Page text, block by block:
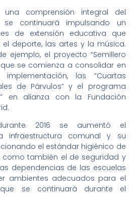
comprensión integral del
se continuará impulsando un
de extensión educativa que
el deporte, las artes y la música.
ejemplo, el proyecto “Semillero
se comienza a consolidar en
las “Cuartas
de Párvulos” y el programa
en alianza con la Fundación
2016 se aumentó el
infraestructura comunal y su
el estándar higiénico de
como también el de seguridad y
dependencias de las escuelas
ambientes adecuados para el
se continuará durante el